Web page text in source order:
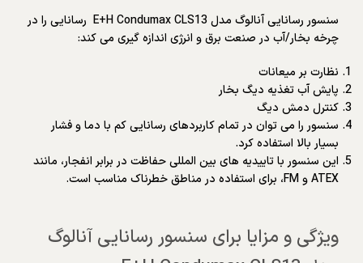
سنسور رسانایی آنالوگ مدل E+H Condumax CLS13 رسانایی را در
چرخه بخار/آب در صنعت برق و انرژی اندازه گیری می کند:
نظارت بر میعانات
پایش آب تغذیه دیگ بخار
کنترل دمش دیگ
سنسور را می توان در تمام کاربردهای رسانایی کم با دما و فشار
بسیار بالا استفاده کرد.
این سنسور با تاییدیه های بین المللی حفاظت در برابر انفجار، مانند
ATEX و FM، برای استفاده در مناطق خطرناک مناسب است.
ویژگی و مزایا برای سنسور رسانایی آنالوگ